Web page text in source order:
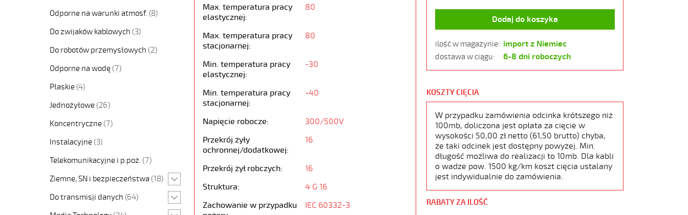
Odporne na warunki atmosf. (8)
Do zwijaków kablowych (3)
Do robotów przemysłowych (2)
Odporne na wodę (7)
Płaskie (4)
Jednożyłowe (26)
Koncentryczne (7)
Instalacyjne (3)
Telekomunikacyjne i p.poż. (7)
Ziemne, SN i bezpieczeństwa (18)
Do transmisji danych (64)
Max. temperatura pracy
elastycznej:
80
Max. temperatura pracy
stacjonarnej:
80
Min. temperatura pracy
elastycznej:
-30
Min. temperatura pracy
stacjonarnej:
-40
Napięcie robocze:
300/500V
Przekrój żyły
ochronnej/dodatkowej:
16
Przekrój żył robczych:
16
Struktura:
4 G 16
Zachowanie w przypadku
IEC 60332-3
Dodaj do koszyka
ilość w magazynie: import z Niemiec
dostawa w ciągu: 6-8 dni roboczych
KOSZTY CIĘCIA
W przypadku zamówienia odcinka krótszego niż
100mb, doliczona jest opłata za cięcie w
wysokości 50,00 zł netto (61,50 brutto) chyba,
że taki odcinek jest dostępny powyżej. Min.
długość możliwa do realizacji to 10mb. Dla kabli
o wadze pow. 1500 kg/km koszt cięcia ustalany
jest indywidualnie do zamówienia.
RABATY ZA ILOŚĆ